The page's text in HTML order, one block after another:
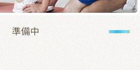
トレーニング指導
首の痛み
準備中